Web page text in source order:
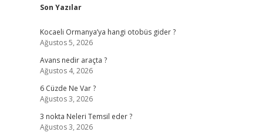
Sidebar
Son Yazılar
Kocaeli Ormanya’ya hangi otobüs gider ?
Ağustos 5, 2026
Avans nedir araçta ?
Ağustos 4, 2026
6 Cüzde Ne Var ?
Ağustos 3, 2026
3 nokta Neleri Temsil eder ?
Ağustos 3, 2026